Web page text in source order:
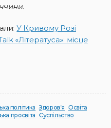
У Кривому Розі
«Літератуса»: місце
політика Здоров'я Освіта
просвіта Суспільство